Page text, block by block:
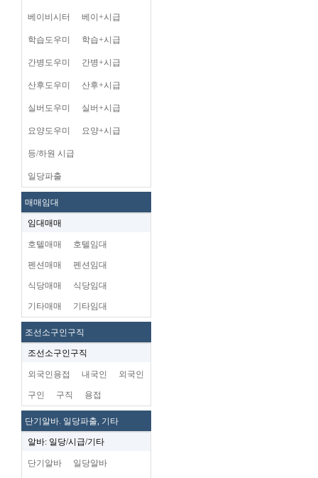
베이비시터 베이+시급
학습도우미 학습+시급
간병도우미 간병+시급
산후도우미 산후+시급
실버도우미 실버+시급
요양도우미 요양+시급
등/하원 시급
일당파출
매매임대
임대매매
호텔매매 호텔임대
펜션매매 펜션임대
식당매매 식당임대
기타매매 기타임대
조선소구인구직
조선소구인구직
외국인용접 내국인 외국인
구인 구직 용접
단기알바. 일당파출, 기타
알바: 일당/시급/기타
단기알바 일당알바